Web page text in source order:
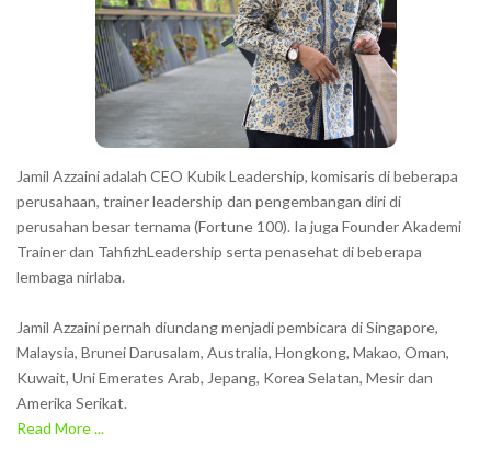
Jamil Azzaini adalah CEO Kubik Leadership, komisaris di beberapa
perusahaan, trainer leadership dan pengembangan diri di
perusahan besar ternama (Fortune 100). Ia juga Founder Akademi
Trainer dan TahfizhLeadership serta penasehat di beberapa
lembaga nirlaba.
Jamil Azzaini pernah diundang menjadi pembicara di Singapore,
Malaysia, Brunei Darusalam, Australia, Hongkong, Makao, Oman,
Kuwait, Uni Emerates Arab, Jepang, Korea Selatan, Mesir dan
Amerika Serikat.
Read More ...